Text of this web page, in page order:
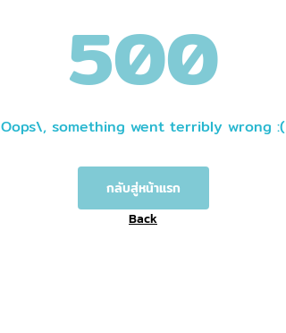
500
Oops\, something went terribly wrong :(
กลับสู่หน้าแรก
Back